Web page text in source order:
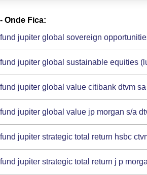
Onde Fica:
jupiter global sovereign
jupiter global sustainable equities
jupiter global value citibank dtvm sa
jupiter global value jp morgan s/a
jupiter strategic total return hsbc
jupiter strategic total return j p